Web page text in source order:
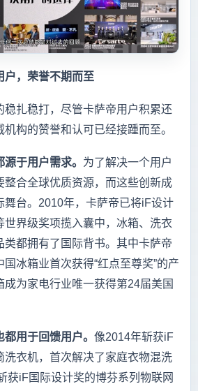
，荣誉不期而至
扎稳打，尽管卡萨帝用户积累还
构的赞誉和认可已经接踵而至。
于用户需求。 为了解决一个用户
整合全球优质资源，而这些创新成
舞台。2010年，卡萨帝已将iF设计
世界级奖项揽入囊中，冰箱、洗衣
类都拥有了国际背书。其中卡萨帝
冰箱业首次获得“红点至尊奖”的产
成为家电行业唯一获得第24届美国
用于回馈用户。 像2014年斩获iF
洗衣机，首次解决了家庭衣物混洗
获iF国际设计奖的博芬系列物联网